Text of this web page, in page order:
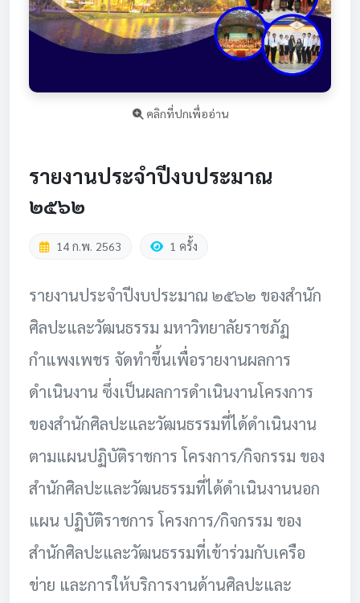
คลิกที่ปกเพื่ออ่าน
รายงานประจำปีงบประมาณ
๒๕๖๒
14 ก.พ. 2563 1 ครั้ง
รายงานประจำปีงบประมาณ ๒๕๖๒ ของสำนัก
ศิลปะและวัฒนธรรม มหาวิทยาลัยราชภัฏ
กำแพงเพชร จัดทำขึ้นเพื่อรายงานผลการ
ดำเนินงาน ซึ่งเป็นผลการดำเนินงานโครงการ
ของสำนักศิลปะและวัฒนธรรมที่ได้ดำเนินงาน
ตามแผนปฏิบัติราชการ โครงการ/กิจกรรม ของ
สำนักศิลปะและวัฒนธรรมที่ได้ดำเนินงานนอก
แผน ปฏิบัติราชการ โครงการ/กิจกรรม ของ
สำนักศิลปะและวัฒนธรรมที่เข้าร่วมกับเครือ
ข่าย และการให้บริการงานด้านศิลปะและ